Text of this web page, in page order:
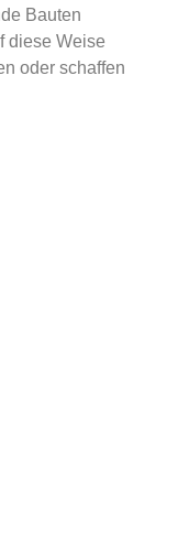
Bauten
diese Weise
oder schaffen